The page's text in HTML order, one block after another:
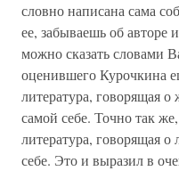
словно написана сама
ее, забываешь об авторе
можно сказать словами
оценившего Курочкина
литература, говорящая
самой себе. Точно так
литература, говорящая
себе. Это и выразил в